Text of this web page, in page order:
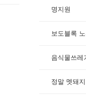
명지원
보도블록
음식물쓰레
정말 멧돼